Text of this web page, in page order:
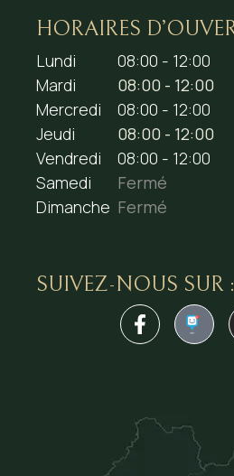
HORAIRES
Lundi
08:00 - 12:00
Mardi
08:00 - 12:00
Mercredi
08:00 - 12:00
Jeudi
08:00 - 12:00
Vendredi
08:00 - 12:00
Samedi
Fermé
Dimanche Fermé
SUIVEZ-NOUS SUR :
1